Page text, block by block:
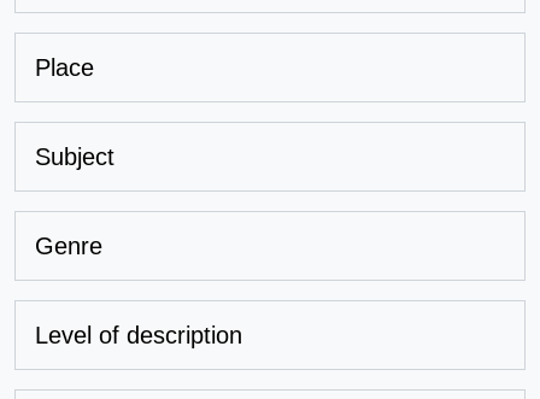
Place
Subject
Genre
Level of description